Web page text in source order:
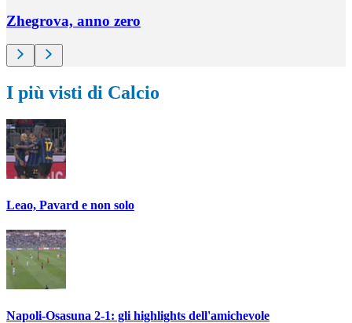
Zhegrova, anno zero
I più visti di Calcio
Leao, Pavard e non solo
Napoli-Osasuna 2-1: gli highlights dell'amichevole